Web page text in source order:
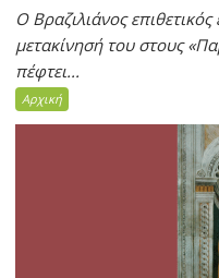
Ο Βραζιλιάνος
μετακίνησή του στους
πέφτει...
Αρχική